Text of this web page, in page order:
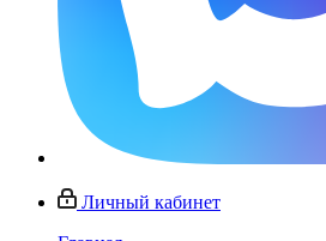
Личный кабинет